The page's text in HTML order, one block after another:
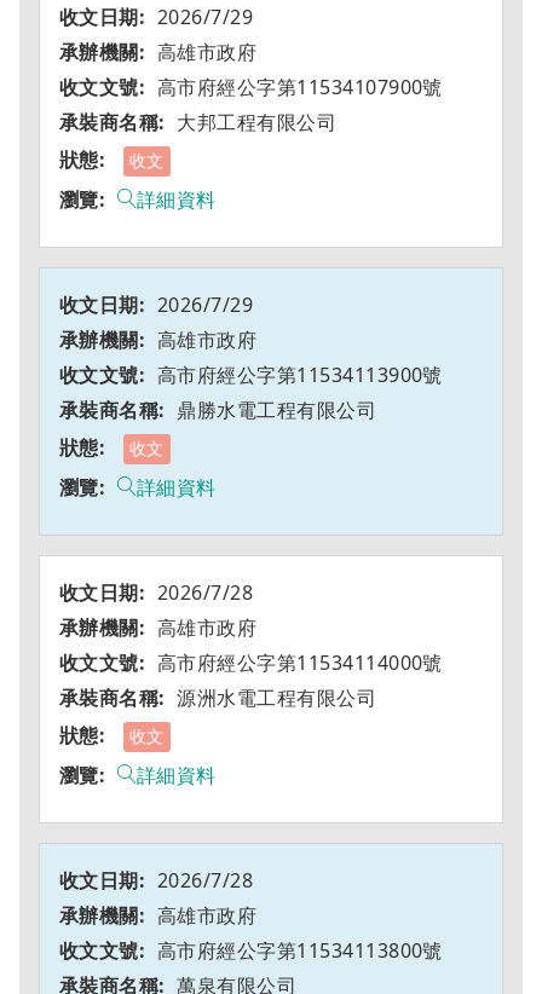
2026/7/29
高雄市政府
高市府經公字第11534107900號
大邦工程有限公司
收文
詳細資料
2026/7/29
高雄市政府
高市府經公字第11534113900號
鼎勝水電工程有限公司
收文
詳細資料
2026/7/28
高雄市政府
高市府經公字第11534114000號
源洲水電工程有限公司
收文
詳細資料
2026/7/28
高雄市政府
高市府經公字第11534113800號
萬泉有限公司